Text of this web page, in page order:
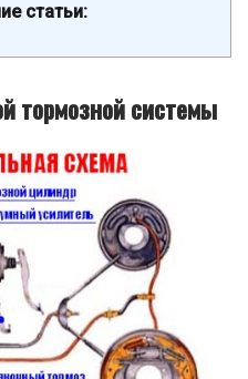
статьи:
тормозной системы